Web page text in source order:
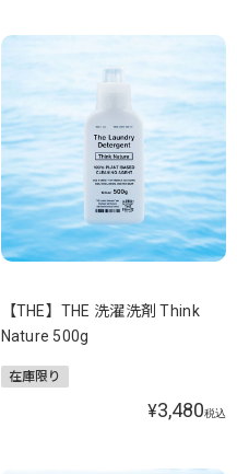
【THE】THE 洗濯洗剤 Think
Nature 500g
在庫限り
¥3,480税込